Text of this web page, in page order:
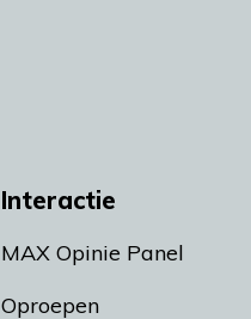
Interactie
MAX Opinie Panel
Oproepen